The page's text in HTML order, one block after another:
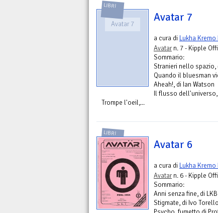
LIBRI
Avatar 7
Avatar 7
a cura di Lukha
Avatarn. 7 - Kipple
Sommario:
Stranieri nello spazio,
Quando il bluesman
Aheah!, di Ian Watson
Il flusso
Trompe l'oeil,...
LIBRI
Avatar 6
a cura di Lukha
Avatarn. 6 - Kipple
Sommario:
Anni senza fine, di LKB
Stigmate, di Ivo Torello